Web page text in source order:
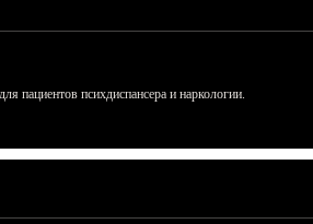
пациентов психдиспансера и наркологии.